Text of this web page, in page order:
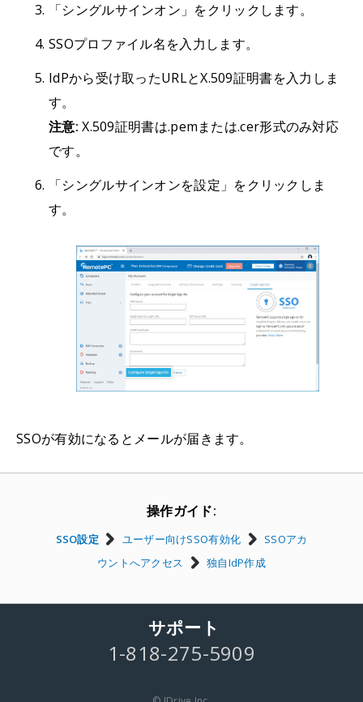
「シングルサインオン」をクリックします。
SSOプロファイル名を入力します。
IdPから受け取ったURLとX.509証明書を入力しま
す。
注意: X.509証明書は.pemまたは.cer形式のみ対応
です。
「シングルサインオンを設定」をクリックしま
す。
SSOが有効になるとメールが届きます。
操作ガイド:
SSO設定 ユーザー向けSSO有効化
SSOアカ
ウントへアクセス
独自IdP作成
サポート
1-818-275-5909